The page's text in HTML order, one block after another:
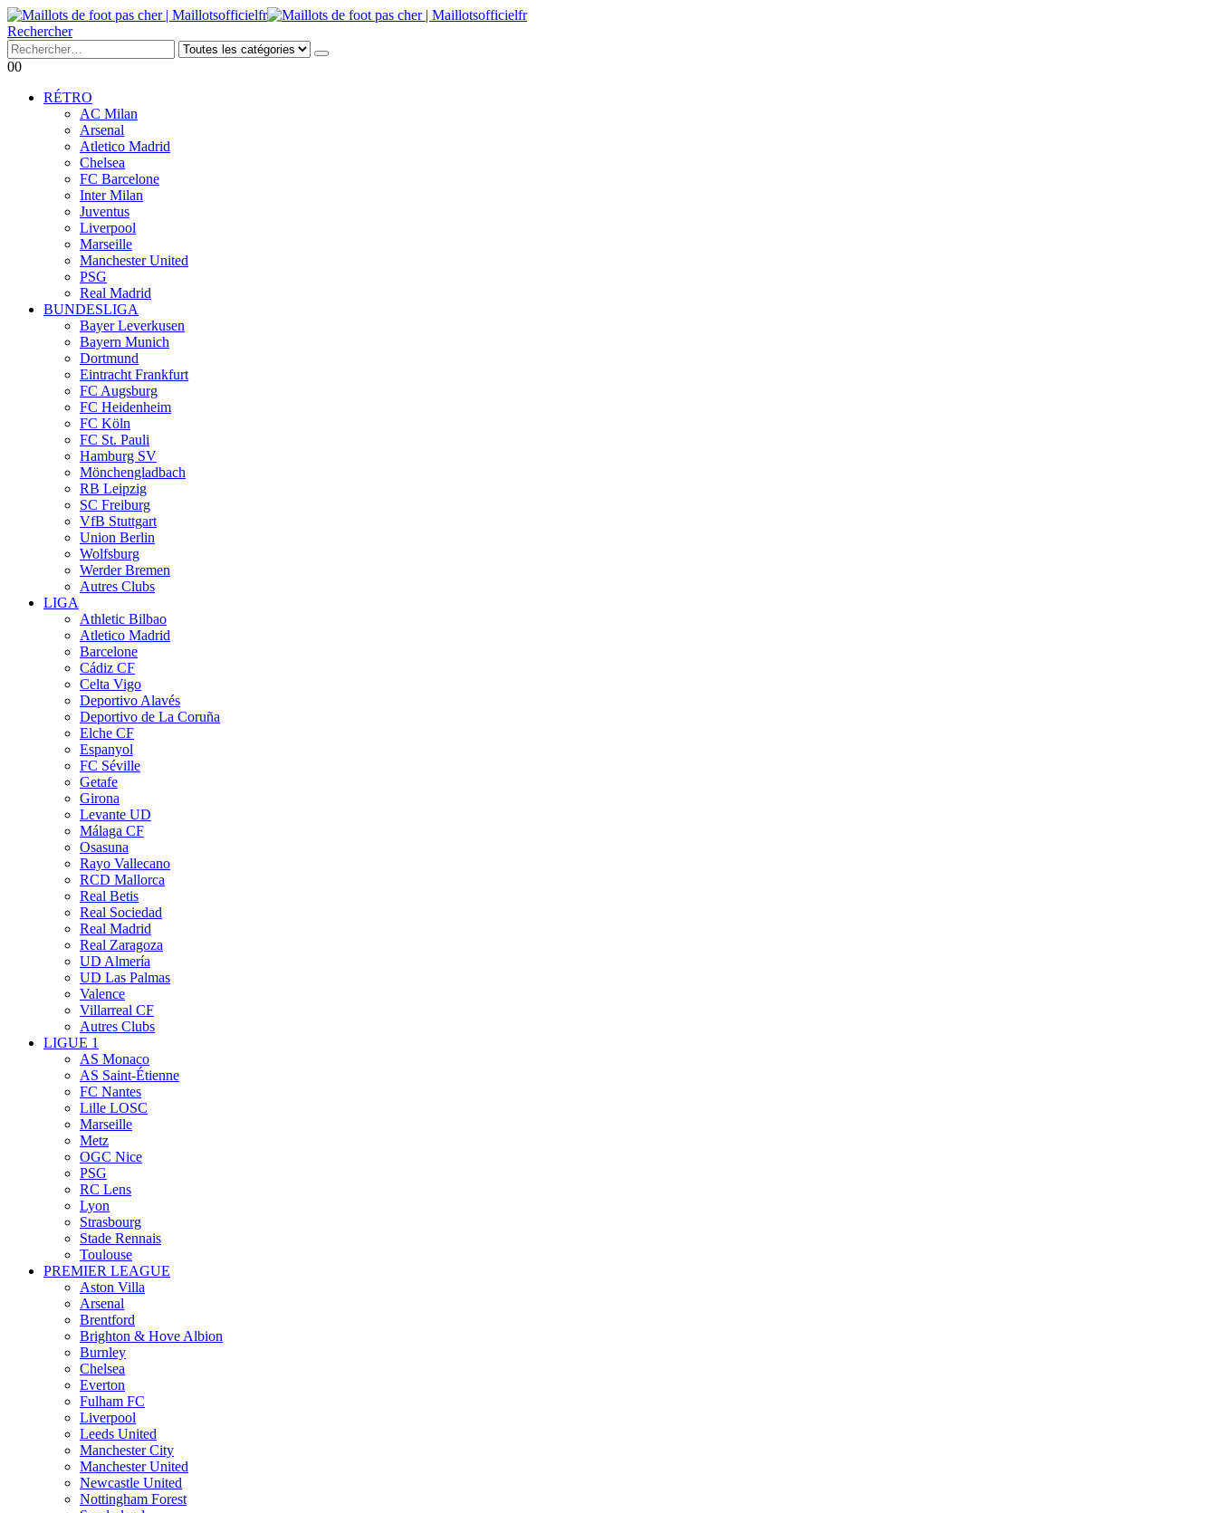
Rechercher
00
RÉTRO
AC Milan
Arsenal
Atletico Madrid
Chelsea
FC Barcelone
Inter Milan
Juventus
Liverpool
Marseille
Manchester United
PSG
Real Madrid
BUNDESLIGA
Bayer Leverkusen
Bayern Munich
Dortmund
Eintracht Frankfurt
FC Augsburg
FC Heidenheim
FC Köln
FC St. Pauli
Hamburg SV
Mönchengladbach
RB Leipzig
SC Freiburg
VfB Stuttgart
Union Berlin
Wolfsburg
Werder Bremen
Autres Clubs
LIGA
Athletic Bilbao
Atletico Madrid
Barcelone
Cádiz CF
Celta Vigo
Deportivo Alavés
Deportivo de La Coruña
Elche CF
Espanyol
FC Séville
Getafe
Girona
Levante UD
Málaga CF
Osasuna
Rayo Vallecano
RCD Mallorca
Real Betis
Real Sociedad
Real Madrid
Real Zaragoza
UD Almería
UD Las Palmas
Valence
Villarreal CF
Autres Clubs
LIGUE 1
AS Monaco
AS Saint-Étienne
FC Nantes
Lille LOSC
Marseille
Metz
OGC Nice
PSG
RC Lens
Lyon
Strasbourg
Stade Rennais
Toulouse
PREMIER LEAGUE
Aston Villa
Arsenal
Brentford
Brighton & Hove Albion
Burnley
Chelsea
Everton
Fulham FC
Liverpool
Leeds United
Manchester City
Manchester United
Newcastle United
Nottingham Forest